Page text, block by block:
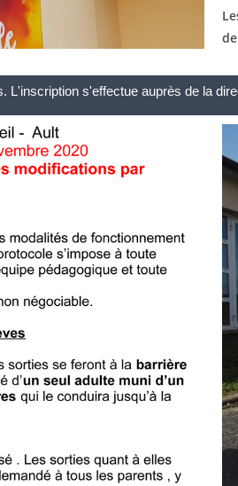
L'inscription s'effectue auprès de la